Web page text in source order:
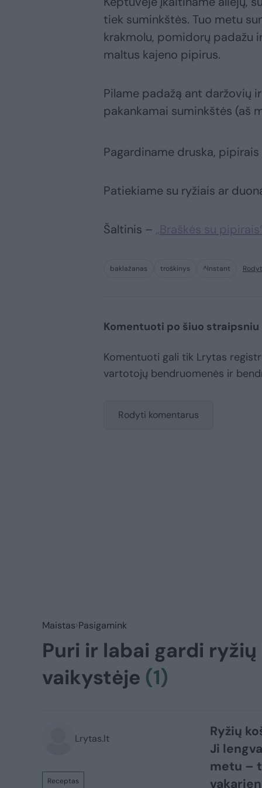
tiek suminkštės. Tuo metu
krakmolu, pomidorų padažu
maltus kajeno pipirus.
Pilame padažą ant daržovių
pakankamai suminkštės (aš
Pagardiname druska,
Patiekiame su ryžiais ar
Šaltinis – „Braškės su
baklažanas troškinys ^Instant
Komentuoti po šiuo straipsniu
Komentuoti gali tik Lrytas
vartotojų bendruomenės ir
Rodyti komentarus
Maistas Pasigamink
Puri ir labai gardi
vaikystėje (1)
Lrytas.lt
Receptas
Ryžių
Ji
metu –